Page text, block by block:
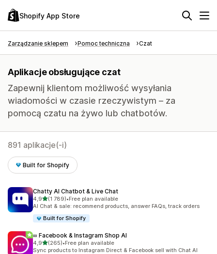
Shopify App Store
Zarządzanie sklepem Pomoc techniczna Czat
Aplikacje obsługujące czat
Zapewnij klientom możliwość wysyłania
wiadomości w czasie rzeczywistym – za
pomocą czatu na żywo lub chatbotów.
891 aplikacje(-i)
Built for Shopify
Chatty AI Chatbot & Live Chat
4,9na 5 gwiazdek
(1 789)
Łączna liczba recenzji: 1789
•Free plan available
AI Chat & sale: recommend products, answer FAQs, track orders
Built for Shopify
∞ Facebook & Instagram Shop AI
4,9na 5 gwiazdek
(265)
Łączna liczba recenzji: 265
•Free plan available
Sync products to Instagram Direct & Facebook sell with Chat AI